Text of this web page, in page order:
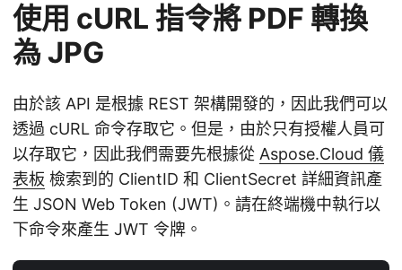
使用 cURL 指令將 PDF 轉換
為 JPG
由於該 API 是根據 REST 架構開發的，因此我們可以
透過 cURL 命令存取它。但是，由於只有授權人員可
以存取它，因此我們需要先根據從 Aspose.Cloud 儀
表板 檢索到的 ClientID 和 ClientSecret 詳細資訊產
生 JSON Web Token (JWT)。請在終端機中執行以
下命令來產生 JWT 令牌。